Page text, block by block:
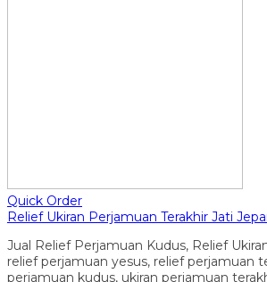
Quick Order
Relief Ukiran Perjamuan Terakhir Jati
Jual Relief Perjamuan Kudus, Relief
relief perjamuan yesus, relief perjamuan
perjamuan kudus, ukiran perjamuan